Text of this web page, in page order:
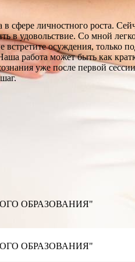
сфере личностного роста.
в удовольствие. Со мной
осуждения, только
работа может быть как
уже после первой
ОБРАЗОВАНИЯ"
ОБРАЗОВАНИЯ"